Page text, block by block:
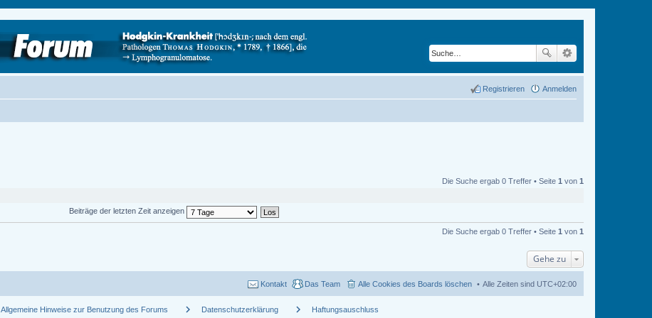
Anmelden
Registrieren
Die Suche ergab 0 Treffer • Seite 1 von 1
Beiträge der letzten Zeit anzeigen
Die Suche ergab 0 Treffer • Seite 1 von 1
Gehe zu
Alle Zeiten sind UTC+02:00
Alle Cookies des Boards löschen
Das Team
Kontakt
Allgemeine Hinweise zur Benutzung des Forums chevron_right Datenschutzerklärung chevron_right Haftungsauschluss